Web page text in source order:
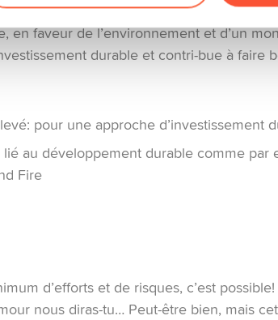
tant du côté des entreprises que
en faveur de l’environnement et d’un
durable et contri-bue à faire
pour une approche d’investissement
au développement durable comme par
Fire
d’efforts et de risques, c’est
nous diras-tu… Peut-être bien, mais